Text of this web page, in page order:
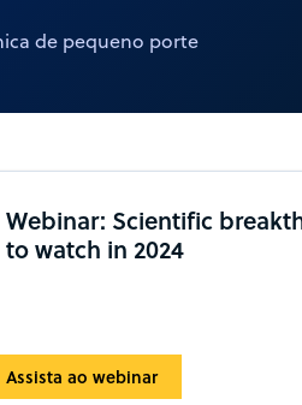
de pequeno porte
Webinar: Scientific
to watch in 2024
Assista ao webinar